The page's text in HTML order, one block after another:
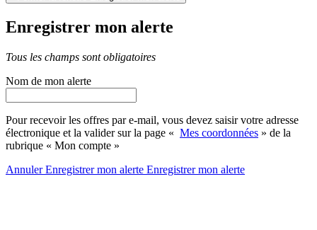
Enregistrer mon alerte
Tous les champs sont obligatoires
Nom de mon alerte
Pour recevoir les offres par e-mail, vous devez saisir votre adresse
électronique et la valider sur la page « Mes coordonnées » de la
rubrique « Mon compte »
AnnulerEnregistrer mon alerte Enregistrermon alerte